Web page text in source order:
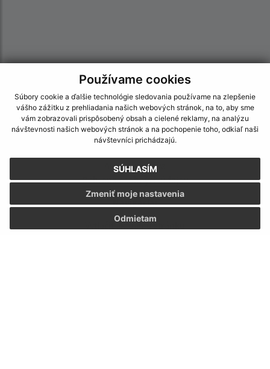
Používame cookies
Súbory cookie a ďalšie technológie sledovania používame na zlepšenie
vášho zážitku z prehliadania našich webových stránok, na to, aby sme
vám zobrazovali prispôsobený obsah a cielené reklamy, na analýzu
návštevnosti našich webových stránok a na pochopenie toho, odkiaľ naši
návštevníci prichádzajú.
SÚHLASÍM
Odmietam
Zmeniť moje nastavenia
Informácie o stránke:
Autorské práva
Ochrana osobných údajov
Navigácia:
Vytlačiť aktuálnu stránku